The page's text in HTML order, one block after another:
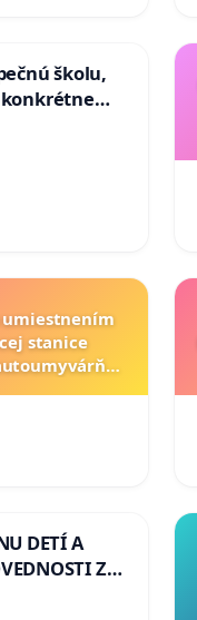
školu,
situácie v
umiestnením
stanice
Voda
DETÍ A
ZA
A